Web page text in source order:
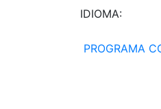
IDIOMA:
PROGRAMA